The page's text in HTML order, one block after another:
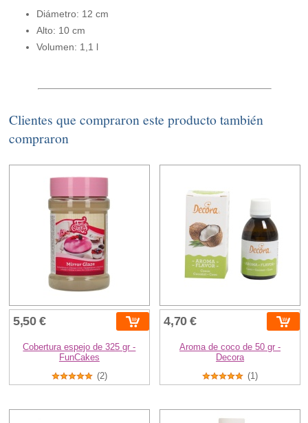
Diámetro: 12 cm
Alto: 10 cm
Volumen: 1,1 l
Clientes que compraron este producto también
compraron
5,50 €
Cobertura espejo de 325 gr -
FunCakes
(2)
4,70 €
Aroma de coco de 50 gr -
Decora
(1)